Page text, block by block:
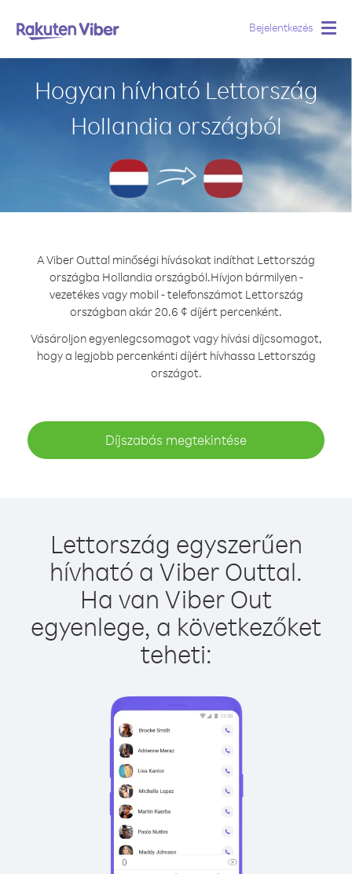
Bejelentkezés
Hogyan hívható Lettország
Hollandia országból
A Viber Outtal minőségi hívásokat indíthat Lettország
országba Hollandia országból.Hívjon bármilyen -
vezetékes vagy mobil - telefonszámot Lettország
országban akár 20.6 ¢ díjért percenként.
Vásároljon egyenlegcsomagot vagy hívási díjcsomagot,
hogy a legjobb percenkénti díjért hívhassa Lettország
országot.
Díjszabás megtekintése
Lettország egyszerűen
hívható a Viber Outtal.
Ha van Viber Out
egyenlege, a következőket
teheti: